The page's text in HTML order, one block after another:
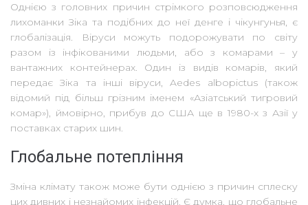
Однією з головних причин стрімкого розповсюдження
лихоманки Зіка та подібних до неї денге і чікунгунья, є
глобалізація. Віруси можуть подорожувати по світу
разом із інфікованими людьми, або з комарами – у
вантажних контейнерах. Один із видів комарів, який
передає Зіка та інші віруси, Aedes albopictus (також
відомий під більш грізним іменем «Азіатський тигровий
комар»), ймовірно, прибув до США ще в 1980-х з Азії у
поставках старих шин.
Глобальне потепління
Зміна клімату також може бути однією з причин сплеску
цих дивних і незнайомих інфекцій. Є думка, що глобальне